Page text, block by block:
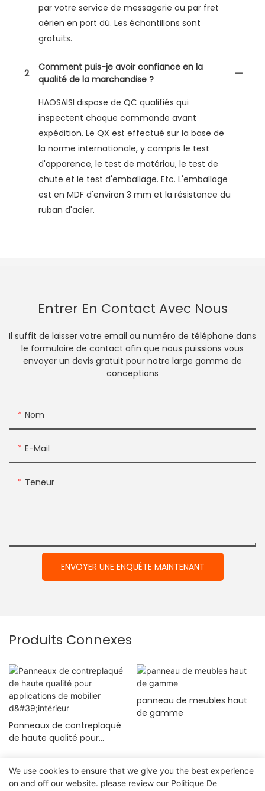
par votre service de messagerie ou par fret
aérien en port dû. Les échantillons sont
gratuits.
2
Comment puis-je avoir confiance en la
qualité de la marchandise ?
HAOSAISI dispose de QC qualifiés qui
inspectent chaque commande avant
expédition. Le QX est effectué sur la base de
la norme internationale, y compris le test
d'apparence, le test de matériau, le test de
chute et le test d'emballage. Etc. L'emballage
est en MDF d'environ 3 mm et la résistance du
ruban d'acier.
Entrer En Contact Avec Nous
Il suffit de laisser votre email ou numéro de téléphone dans
le formulaire de contact afin que nous puissions vous
envoyer un devis gratuit pour notre large gamme de
conceptions
Nom
E-Mail
Teneur
ENVOYER UNE ENQUÊTE MAINTENANT
Produits Connexes
Panneaux de contreplaqué
de haute qualité pour
d'intérieur
panneau de meubles haut
de gamme
Droit d'auteur©Conseil d'administration d'Haosaisi 2024
We use cookies to ensure that we give you the best experience
on and off our website. please review our Politique De